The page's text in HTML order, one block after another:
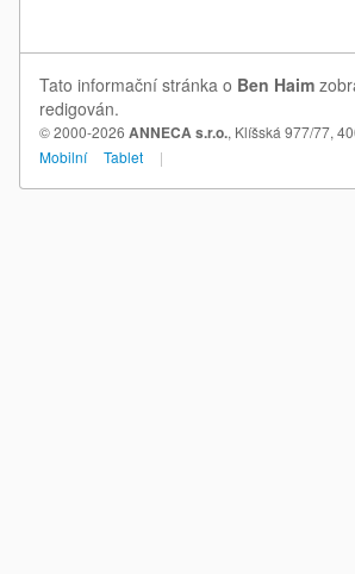
Tato informační stránka o Ben Haim
redigován.
© 2000-2026 ANNECA s.r.o., Klíšská 977/77,
Mobilní
Tablet |